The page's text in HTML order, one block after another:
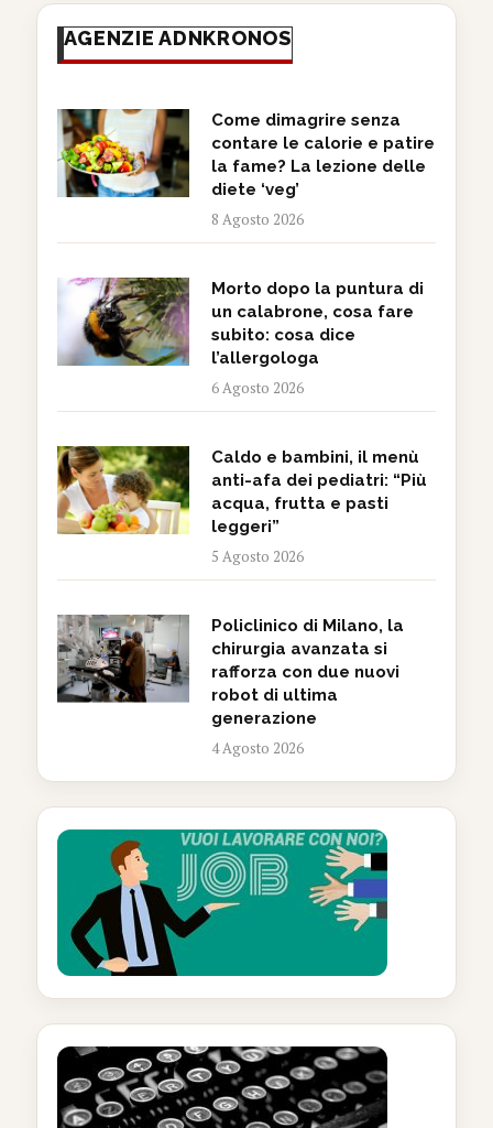
AGENZIE ADNKRONOS
Come dimagrire senza
contare le calorie e patire
la fame? La lezione delle
diete ‘veg’
8 Agosto 2026
Morto dopo la puntura di
un calabrone, cosa fare
subito: cosa dice
l’allergologa
6 Agosto 2026
Caldo e bambini, il menù
anti-afa dei pediatri: “Più
acqua, frutta e pasti
leggeri”
5 Agosto 2026
Policlinico di Milano, la
chirurgia avanzata si
rafforza con due nuovi
robot di ultima
generazione
4 Agosto 2026